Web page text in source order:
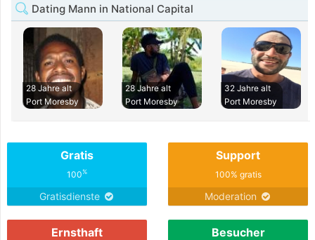
Dating Mann in National Capital
28 Jahre alt
Port Moresby
28 Jahre alt
Port Moresby
32 Jahre alt
Port Moresby
Gratis
100%
Gratisdienste
Support
100% gratis
Moderation
Ernsthaft Besucher